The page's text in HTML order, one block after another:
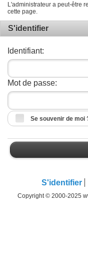
L'administrateur a peut-être
cette page.
S'identifier
Identifiant:
Mot de passe:
Se souvenir de moi
S'identifier
Copyright © 2000-2025